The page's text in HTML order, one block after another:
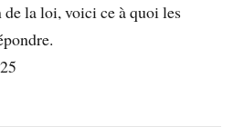
la loi, voici ce à quoi les